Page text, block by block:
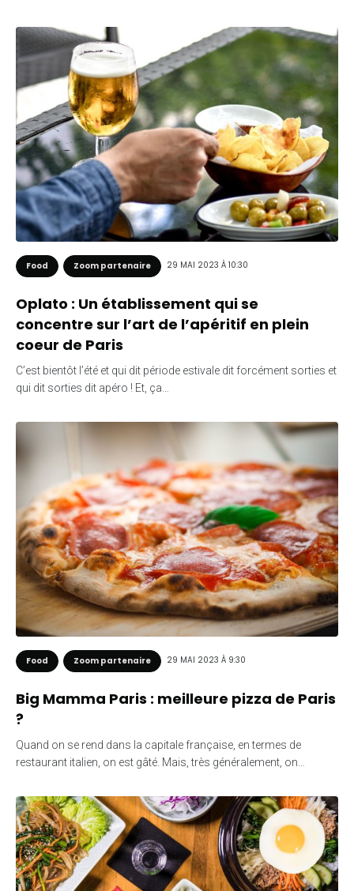
Food Zoom partenaire 29 MAI 2023 À 10:30
Oplato : Un établissement qui se
concentre sur l’art de l’apéritif en plein
coeur de Paris
C’est bientôt l’été et qui dit période estivale dit forcément sorties et
qui dit sorties dit apéro ! Et, ça…
Food Zoom partenaire 29 MAI 2023 À 9:30
Big Mamma Paris : meilleure pizza de Paris
?
Quand on se rend dans la capitale française, en termes de
restaurant italien, on est gâté. Mais, très généralement, on…